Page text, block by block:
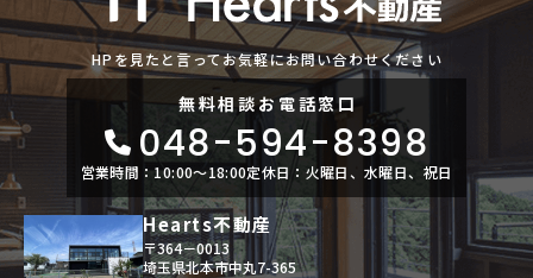
HPを見たと言ってお気軽にお問い合わせください
無料相談お電話窓口
048-594-8398
営業時間：10:00〜18:00定休日：火曜日、水曜日、祝日
Hearts不動産
〒364－0013
埼玉県北本市中丸7-365